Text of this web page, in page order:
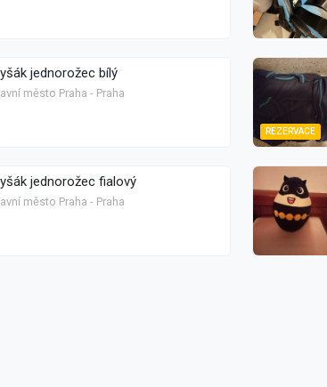
jednorožec bílý
město Praha - Praha
jednorožec fialový
město Praha - Praha
REZERVACE